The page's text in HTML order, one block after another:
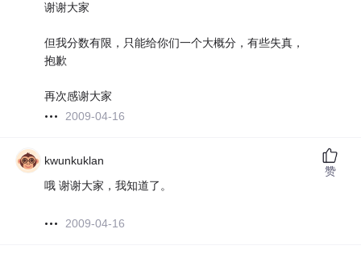
谢谢大家
但我分数有限，只能给你们一个大概分，有些失真，
抱歉
再次感谢大家
2009-04-16
kwunkuklan
哦 谢谢大家，我知道了。
2009-04-16
赞